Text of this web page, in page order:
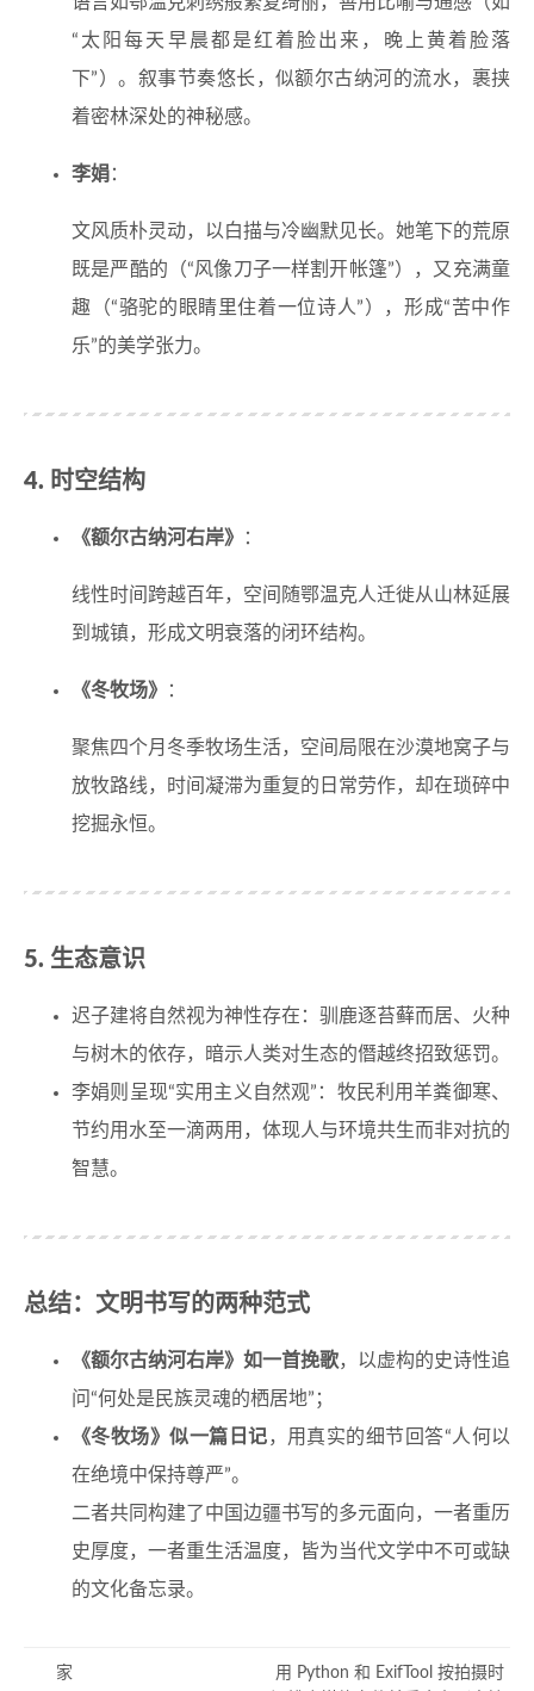
“太阳每天早晨都是红着脸出来，晚上黄着脸落
下”）。叙事节奏悠长，似额尔古纳河的流水，裹挟
着密林深处的神秘感。
李娟：
文风质朴灵动，以白描与冷幽默见长。她笔下的荒原
既是严酷的（“风像刀子一样割开帐篷”），又充满童
趣（“骆驼的眼睛里住着一位诗人”），形成“苦中作
乐”的美学张力。
4. 时空结构
《额尔古纳河右岸》 ：
线性时间跨越百年，空间随鄂温克人迁徙从山林延展
到城镇，形成文明衰落的闭环结构。
《冬牧场》 ：
聚焦四个月冬季牧场生活，空间局限在沙漠地窝子与
放牧路线，时间凝滞为重复的日常劳作，却在琐碎中
挖掘永恒。
5. 生态意识
迟子建将自然视为神性存在：驯鹿逐苔藓而居、火种
与树木的依存，暗示人类对生态的僭越终招致惩罚。
李娟则呈现“实用主义自然观”：牧民利用羊粪御寒、
节约用水至一滴两用，体现人与环境共生而非对抗的
智慧。
总结：文明书写的两种范式
《额尔古纳河右岸》如一首挽歌，以虚构的史诗性追
问“何处是民族灵魂的栖居地”；
《冬牧场》似一篇日记，用真实的细节回答“人何以
在绝境中保持尊严”。
二者共同构建了中国边疆书写的多元面向，一者重历
史厚度，一者重生活温度，皆为当代文学中不可或缺
的文化备忘录。
家 用 Python 和 ExifTool 按拍摄时